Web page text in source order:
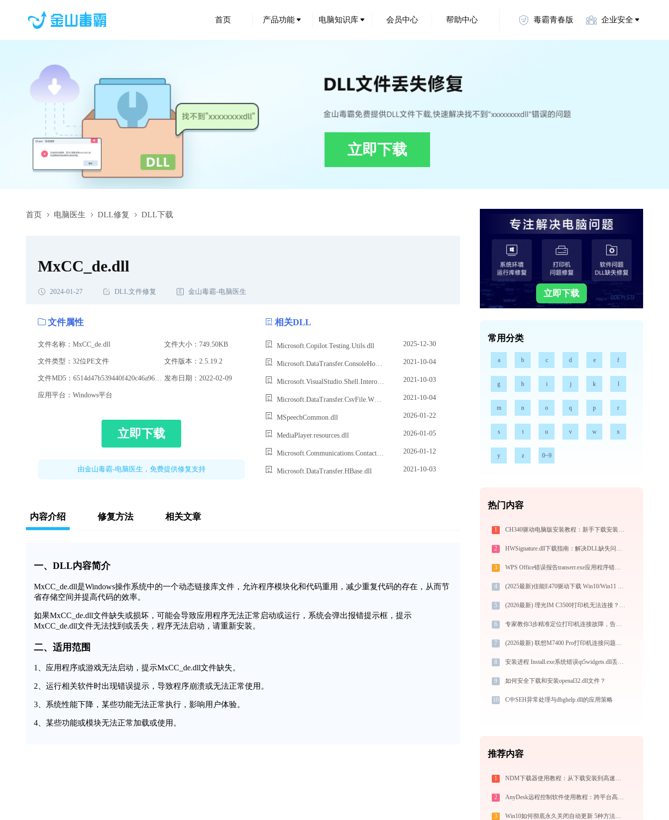
首页 产品功能 电脑知识库 会员中心 帮助中心 毒霸青春版 企业安全
立即下载
首页 电脑医生 DLL修复 DLL下载
MxCC_de.dll,MxCC_de.dll下载,MxCC_de.dll修复
MxCC_de.dll
2024-01-27 DLL文件修复 金山毒霸-电脑医生
文件属性
文件名称：MxCC_de.dll 文件大小：749.50KB
文件类型：32位PE文件 文件版本：2.5.19.2
发布日期：2022-02-09
应用平台：Windows平台
立即下载
由金山毒霸-电脑医生，免费提供修复支持
相关DLL
Microsoft.Copilot.Testing.Utils.dll 2025-12-30
Microsoft.DataTransfer.ConsoleHost.Extensibility.dll 2021-10-04
Microsoft.VisualStudio.Shell.Interop.16.7.dll 2021-10-03
Microsoft.DataTransfer.CsvFile.Wpf.dll 2021-10-04
MSpeechCommon.dll 2026-01-22
MediaPlayer.resources.dll 2026-01-05
Microsoft.Communications.Contacts.dll 2026-01-12
Microsoft.DataTransfer.HBase.dll 2021-10-03
内容介绍 修复方法 相关文章
一、DLL内容简介
MxCC_de.dll是Windows操作系统中的一个动态链接库文件，允许程序模块化和代码重用，减少重复代码的存在，从而节
省存储空间并提高代码的效率。
如果MxCC_de.dll文件缺失或损坏，可能会导致应用程序无法正常启动或运行，系统会弹出报错提示框，提示
MxCC_de.dll文件无法找到或丢失，程序无法启动，请重新安装。
二、适用范围
1、应用程序或游戏无法启动，提示MxCC_de.dll文件缺失。
2、运行相关软件时出现错误提示，导致程序崩溃或无法正常使用。
3、系统性能下降，某些功能无法正常执行，影响用户体验。
4、某些功能或模块无法正常加载或使用。
立即下载
常用分类
a b c d e f
g h i j k l
m n o q p r
s t u v w x
y z 0~9
热门内容
1 CH340驱动电脑版安装教程：新手下载安装完整图文指南
2 HWSignature.dll下载指南：解决DLL缺失问题的完整方案
3 WPS Office错误报告transerr.exe应用程序错误0xc000000d解决方法
4 (2025最新)佳能E470驱动下载 Win10/Win11 官方安装教程
5 (2026最新) 理光IM C3500打印机无法连接？快速解决方法 - 金山毒霸
6 专家教你3步精准定位打印机连接故障，告别反复折腾
7 (2026最新) 联想M7400 Pro打印机连接问题解决方法 - 金山毒霸
8 安装进程 Install.exe系统错误qt5widgets.dll丢失如何解决
9 如何安全下载和安装openal32.dll文件？
10 C中SEH异常处理与dbghelp.dll的应用策略
推荐内容
1 NDM下载器使用教程：从下载安装到高速下载全指南
2 AnyDesk远程控制软件使用教程：跨平台高速远程桌面连接完全指南
3 Win10如何彻底永久关闭自动更新 5种方法教你永久关闭win10自动更新